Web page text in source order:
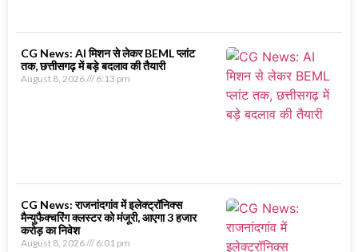
CG News: AI मिशन से लेकर BEML प्लांट
तक, छत्तीसगढ़ में बड़े बदलाव की तैयारी
August 8, 2026 6:13 pm
CG News: राजनांदगांव में इलेक्ट्रॉनिक्स
मैन्युफैक्चरिंग क्लस्टर को मंजूरी, आएगा 3 हजार
करोड़ का निवेश
August 8, 2026 6:01 pm